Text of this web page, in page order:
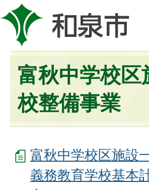
富秋中学校
校整備事業
富秋中学校区施設
義務教育学校基本